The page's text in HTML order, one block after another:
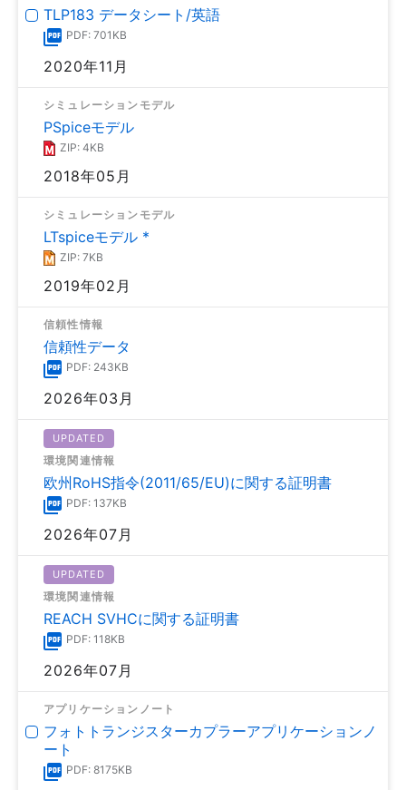
TLP183 データシート/英語
PDF: 701KB
2020年11月
シミュレーションモデル
PSpiceモデル
ZIP: 4KB
2018年05月
シミュレーションモデル
LTspiceモデル *
ZIP: 7KB
2019年02月
信頼性情報
信頼性データ
PDF: 243KB
2026年03月
UPDATED
環境関連情報
欧州RoHS指令(2011/65/EU)に関する証明書
PDF: 137KB
2026年07月
UPDATED
環境関連情報
REACH SVHCに関する証明書
PDF: 118KB
2026年07月
アプリケーションノート
フォトトランジスターカプラーアプリケーションノ
ート
PDF: 8175KB